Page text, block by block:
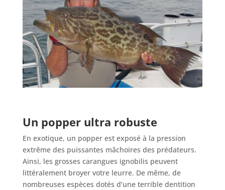
Un popper ultra robuste
En exotique, un popper est exposé à la pression
extrême des puissantes mâchoires des prédateurs.
Ainsi, les grosses carangues ignobilis peuvent
littéralement broyer votre leurre. De même, de
nombreuses espèces dotés d’une terrible dentition